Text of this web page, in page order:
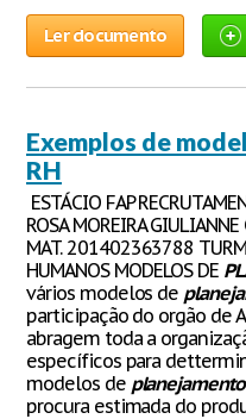
Ler documento
Exemplos de
RH
ESTÁCIO FAP
ROSA MOREIRA
MAT. 201402363788
HUMANOS MODELOS DE
vários modelos de
participação do orgão de
abragem toda a
específicos para
modelos de planejamento
procura estimada do